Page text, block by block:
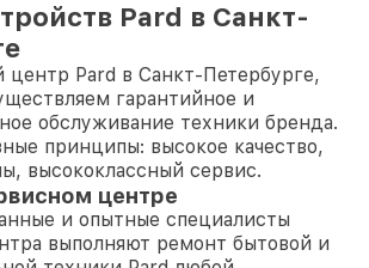
Pard в Санкт-
Pard в Санкт-Петербурге,
гарантийное и
обслуживание техники бренда.
принципы: высокое качество,
высококлассный сервис.
центре
и опытные специалисты
выполняют ремонт бытовой и